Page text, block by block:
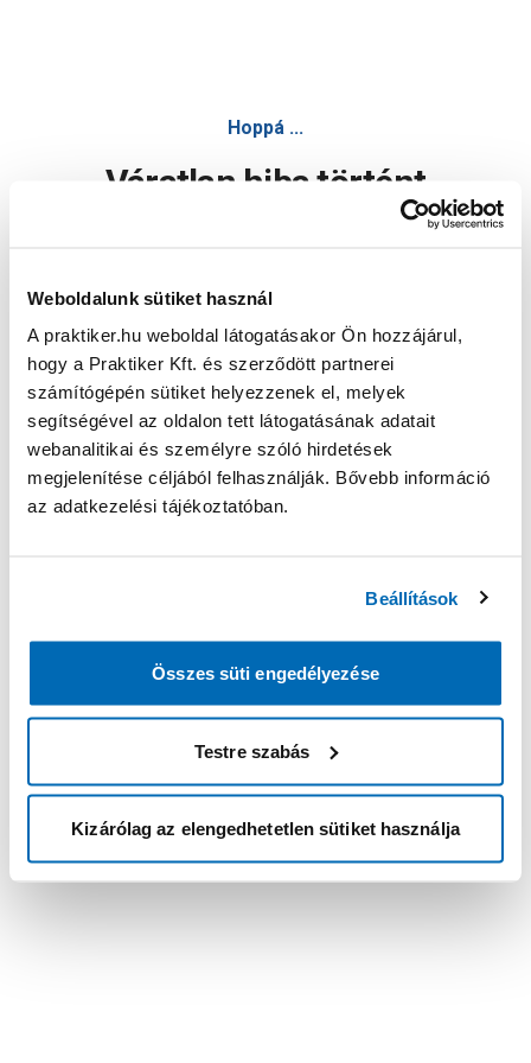
Weboldalunk sütiket használ
A praktiker.hu weboldal látogatásakor Ön hozzájárul,
hogy a Praktiker Kft. és szerződött partnerei
számítógépén sütiket helyezzenek el, melyek
segítségével az oldalon tett látogatásának adatait
webanalitikai és személyre szóló hirdetések
megjelenítése céljából felhasználják. Bővebb információ
az adatkezelési tájékoztatóban.
Beállítások
Összes süti engedélyezése
Testre szabás
Kizárólag az elengedhetetlen sütiket használja
Hoppá ...
Váratlan hiba történt
Oldal újratöltése